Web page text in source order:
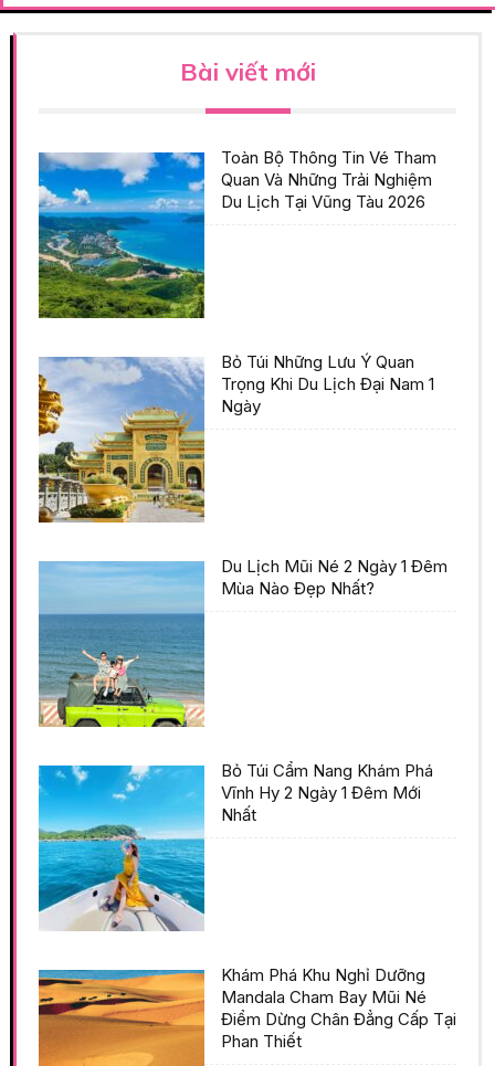
Bài viết mới
Toàn Bộ Thông Tin Vé Tham
Quan Và Những Trải Nghiệm
Du Lịch Tại Vũng Tàu 2026
Bỏ Túi Những Lưu Ý Quan
Trọng Khi Du Lịch Đại Nam 1
Ngày
Du Lịch Mũi Né 2 Ngày 1 Đêm
Mùa Nào Đẹp Nhất?
Bỏ Túi Cẩm Nang Khám Phá
Vĩnh Hy 2 Ngày 1 Đêm Mới
Nhất
Khám Phá Khu Nghỉ Dưỡng
Mandala Cham Bay Mũi Né
Điểm Dừng Chân Đẳng Cấp Tại
Phan Thiết